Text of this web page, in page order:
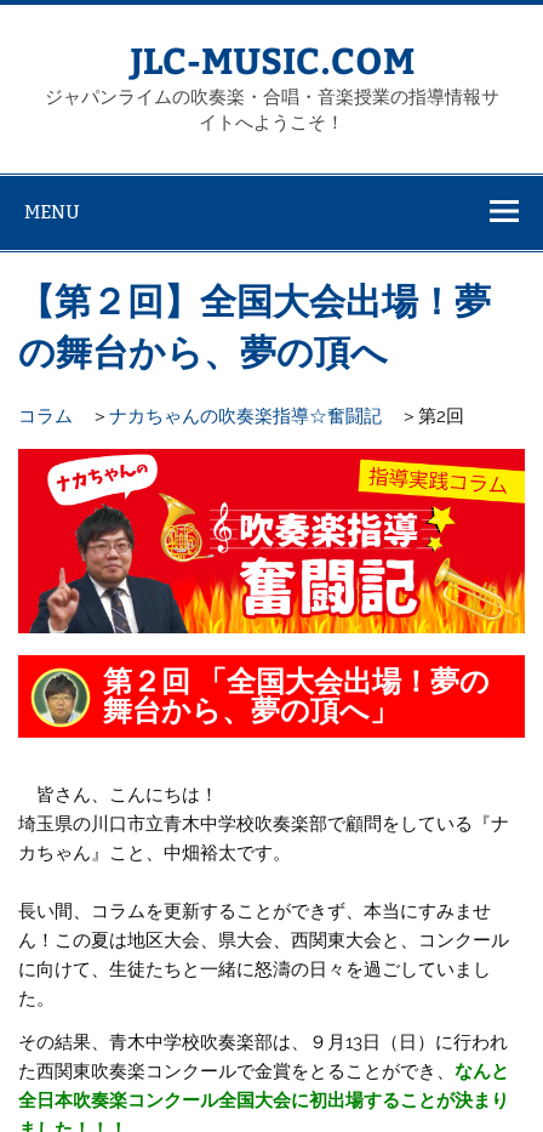
Skip
JLC-MUSIC.COM
ジャパンライムの吹奏楽・合唱・音楽授業の指導情報サ
イトへようこそ！
MENU
【第２回】全国大会出場！夢
の舞台から、夢の頂へ
コラム ＞ナカちゃんの吹奏楽指導☆奮闘記 ＞第2回
第２回 「全国大会出場！夢の
舞台から、夢の頂へ」
皆さん、こんにちは！
埼玉県の川口市立青木中学校吹奏楽部で顧問をしている『ナ
カちゃん』こと、中畑裕太です。
長い間、コラムを更新することができず、本当にすみませ
ん！この夏は地区大会、県大会、西関東大会と、コンクール
に向けて、生徒たちと一緒に怒濤の日々を過ごしていまし
た。
その結果、青木中学校吹奏楽部は、９月13日（日）に行われ
た西関東吹奏楽コンクールで金賞をとることができ、なんと
全日本吹奏楽コンクール全国大会に初出場することが決まり